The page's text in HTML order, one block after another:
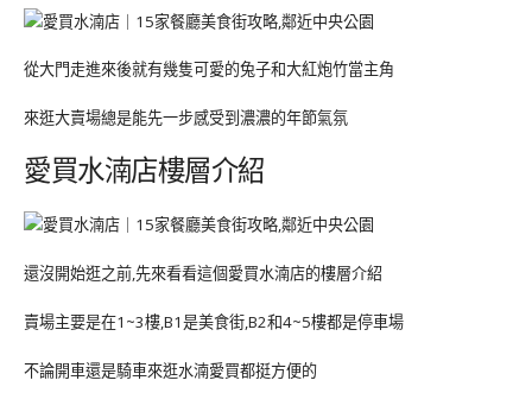
從大門走進來後就有幾隻可愛的兔子和大紅炮竹當主角
來逛大賣場總是能先一步感受到濃濃的年節氣氛
愛買水湳店樓層介紹
還沒開始逛之前,先來看看這個愛買水湳店的樓層介紹
賣場主要是在1~3樓,B1是美食街,B2和4~5樓都是停車場
不論開車還是騎車來逛水湳愛買都挺方便的